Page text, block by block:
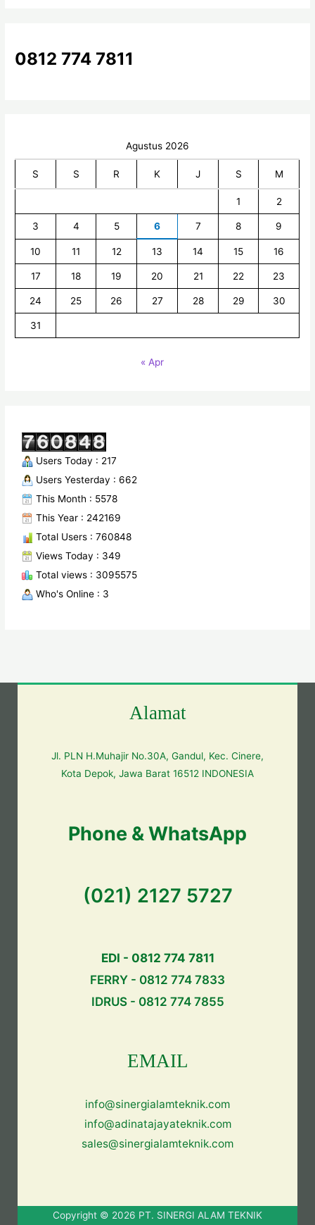
k
0812 774 7811
Agustus 2026
S S R K J S M
1 2
3 4 5 6 7 8 9
10 11 12 13 14 15 16
17 18 19 20 21 22 23
24 25 26 27 28 29 30
31
« Apr
Users Today : 217
Users Yesterday : 662
This Month : 5578
This Year : 242169
Total Users : 760848
Views Today : 349
Total views : 3095575
Who's Online : 3
Alamat
Jl. PLN H.Muhajir No.30A, Gandul, Kec. Cinere,
Kota Depok, Jawa Barat 16512 INDONESIA
Phone & WhatsApp
(021) 2127 5727
EDI - 0812 774 7811
FERRY - 0812 774 7833
IDRUS - 0812 774 7855
EMAIL
info@sinergialamteknik.com
info@adinatajayateknik.com
sales@sinergialamteknik.com
Copyright © 2026 PT. SINERGI ALAM TEKNIK